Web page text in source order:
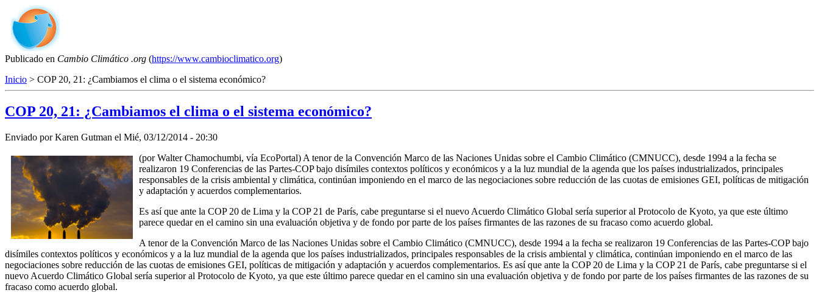
Publicado en Cambio Climático .org (https://www.cambioclimatico.org)
Inicio > COP 20, 21: ¿Cambiamos el clima o el sistema económico?
COP 20, 21: ¿Cambiamos el clima o el sistema económico?
Enviado porKaren Gutman el Mié, 03/12/2014 - 20:30
(por Walter Chamochumbi, vía EcoPortal) A tenor de la Convención Marco de las Naciones Unidas sobre el Cambio Climático (CMNUCC), desde 1994 a la fecha se
realizaron 19 Conferencias de las Partes-COP bajo disímiles contextos políticos y económicos y a la luz mundial de la agenda que los países industrializados, principales
responsables de la crisis ambiental y climática, continúan imponiendo en el marco de las negociaciones sobre reducción de las cuotas de emisiones GEI, políticas de mitigación
y adaptación y acuerdos complementarios.
Es así que ante la COP 20 de Lima y la COP 21 de París, cabe preguntarse si el nuevo Acuerdo Climático Global sería superior al Protocolo de Kyoto, ya que este último
parece quedar en el camino sin una evaluación objetiva y de fondo por parte de los países firmantes de las razones de su fracaso como acuerdo global.
A tenor de la Convención Marco de las Naciones Unidas sobre el Cambio Climático (CMNUCC), desde 1994 a la fecha se realizaron 19 Conferencias de las Partes-COP bajo
disímiles contextos políticos y económicos y a la luz mundial de la agenda que los países industrializados, principales responsables de la crisis ambiental y climática, continúan imponiendo en el marco de las
negociaciones sobre reducción de las cuotas de emisiones GEI, políticas de mitigación y adaptación y acuerdos complementarios. Es así que ante la COP 20 de Lima y la COP 21 de París, cabe preguntarse si el
nuevo Acuerdo Climático Global sería superior al Protocolo de Kyoto, ya que este último parece quedar en el camino sin una evaluación objetiva y de fondo por parte de los países firmantes de las razones de su
fracaso como acuerdo global.